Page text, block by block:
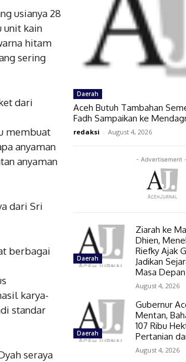
usianya 28
unit kain
hitam
sering
dari
membuat
anyaman
anyaman
dari Sri
berbagai
karya-
standar
seraya
Daerah
Aceh Butuh Tambahan
Fadh Sampaikan ke
redaksi - August 4, 2026
- Advertisement -
Daerah
Ziarah ke
Dhien,
Riefky Ajak
Jadikan
Masa Depan
August 4, 2026
Daerah
Gubernur
Mentan,
107 Ribu
Pertanian
August 4, 2026